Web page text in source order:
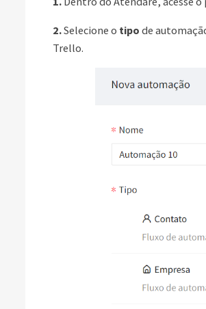
2.Selecione o tipo de
Trello.